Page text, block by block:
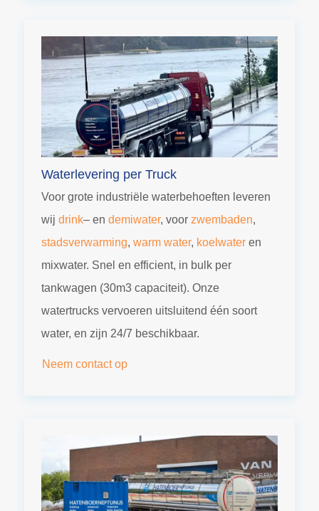
Waterlevering per Truck
Voor grote industriële waterbehoeften leveren
wij drink– en demiwater, voor zwembaden,
stadsverwarming, warm water, koelwater en
mixwater. Snel en efficient, in bulk per
tankwagen (30m3 capaciteit). Onze
watertrucks vervoeren uitsluitend één soort
water, en zijn 24/7 beschikbaar.
Neem contact op